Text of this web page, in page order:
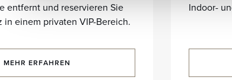
entfernt und reservieren Sie
in einem privaten VIP-Bereich.
MEHR ERFAHREN
Indoor-